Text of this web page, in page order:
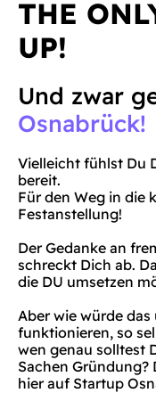
THE
UP!
Und zwar
Osnabrück!
Vielleicht fühlst Du
bereit.
Für den Weg in die
Festanstellung!
Der Gedanke an
schreckt Dich ab.
die DU umsetzen
Aber wie würde
funktionieren, so
wen genau solltest
Sachen
hier auf Startup